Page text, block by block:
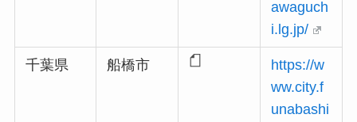
awaguch
i.lg.jp/
千葉県 船橋市
https://w
ww.city.f
unabashi